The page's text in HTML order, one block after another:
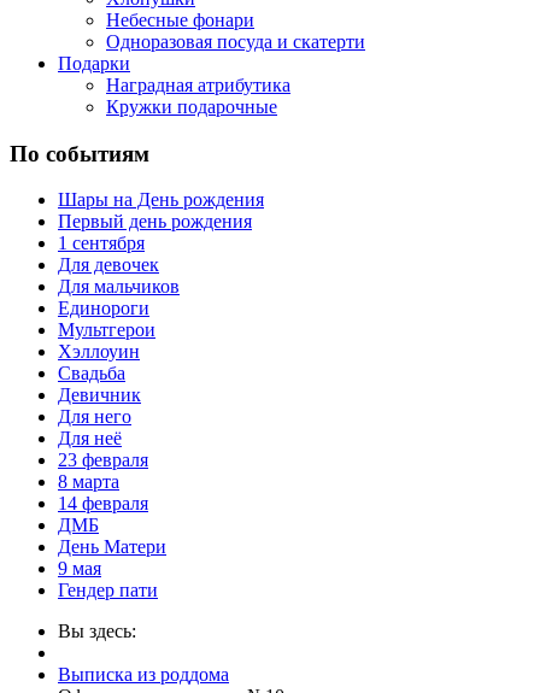
Небесные фонари
Одноразовая посуда и скатерти
Подарки
Наградная атрибутика
Кружки подарочные
По событиям
Шары на День рождения
Первый день рождения
1 сентября
Для девочек
Для мальчиков
Единороги
Мультгерои
Хэллоуин
Свадьба
Девичник
Для него
Для неё
23 февраля
8 марта
14 февраля
ДМБ
День Матери
9 мая
Гендер пати
Вы здесь:
Выписка из роддома